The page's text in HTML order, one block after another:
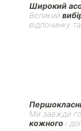
Широкий
Великий
відпочинку
Ми завжди
кожного і